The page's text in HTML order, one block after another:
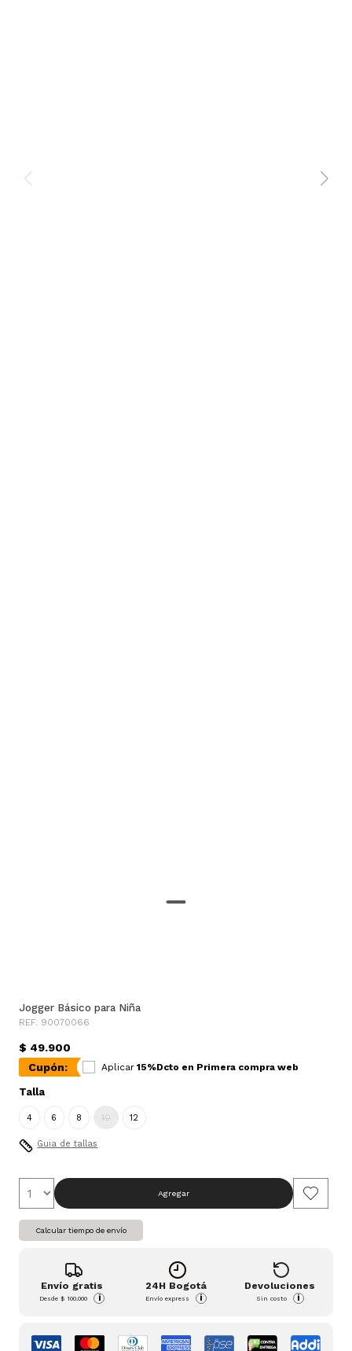
Jogger Básico para Niña
REF. 90070066
$ 49.900
Cupón:
Aplicar 15%Dcto en Primera compra web
Talla
4 6 8 10 12
Guia de tallas
Agregar
Calcular tiempo de envío
Envío gratis
Desde$ 100.000 i
24H Bogotá
Envío express i
Devoluciones
Sin costo i